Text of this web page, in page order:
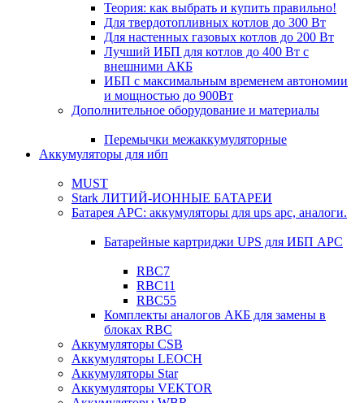
Теория: как выбрать и купить правильно!
Для твердотопливных котлов до 300 Вт
Для настенных газовых котлов до 200 Вт
Лучший ИБП для котлов до 400 Вт с
внешними АКБ
ИБП с максимальным временем автономии
и мощностью до 900Вт
Дополнительное оборудование и материалы
Перемычки межаккумуляторные
Аккумуляторы для ибп
MUST
Stark ЛИТИЙ-ИОННЫЕ БАТАРЕИ
Батарея APC: аккумуляторы для ups apc, аналоги.
Батарейные картриджи UPS для ИБП APC
RBC7
RBC11
RBC55
Комплекты аналогов АКБ для замены в
блоках RBC
Аккумуляторы CSB
Аккумуляторы LEOCH
Аккумуляторы Star
Аккумуляторы VEKTOR